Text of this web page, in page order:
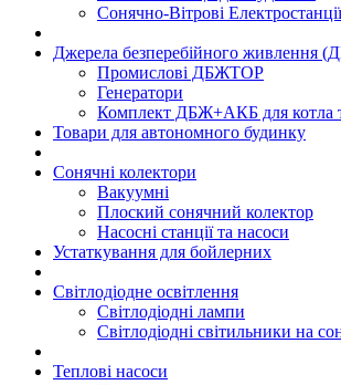
Сонячно-Вітрові Електростанції
Джерела безперебійного живлення
Промислові ДБЖTOP
Генератори
Комплект ДБЖ+АКБ для котла
Товари для автономного будинку
Сонячні колектори
Вакуумні
Плоский сонячний колектор
Насосні станції та насоси
Устаткування для бойлерних
Світлодіодне освітлення
Світлодіодні лампи
Світлодіодні світильники на
Теплові насоси